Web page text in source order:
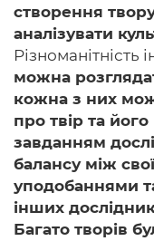
створення
аналізувати
Різноманітність
можна
кожна з них
про твір та
завданням
балансу між
уподобаннями
інших
Багато творів